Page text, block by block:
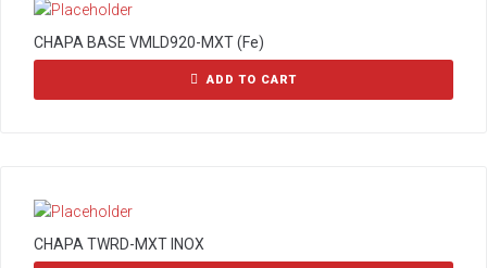
CHAPA BASE VMLD920-MXT (Fe)
ADD TO CART
CHAPA TWRD-MXT INOX